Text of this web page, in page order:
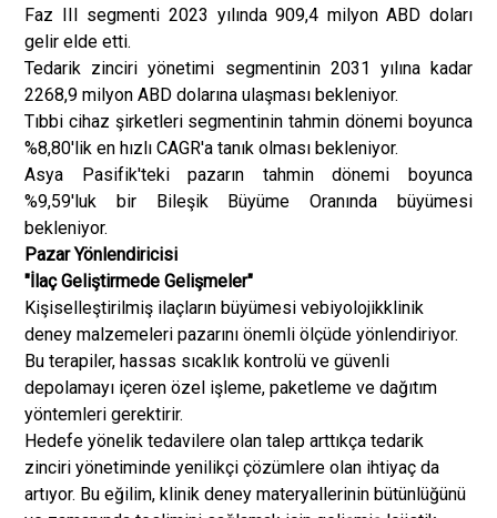
Faz III segmenti 2023 yılında 909,4 milyon ABD doları
gelir elde etti.
Tedarik zinciri yönetimi segmentinin 2031 yılına kadar
2268,9 milyon ABD dolarına ulaşması bekleniyor.
Tıbbi cihaz şirketleri segmentinin tahmin dönemi boyunca
%8,80'lik en hızlı CAGR'a tanık olması bekleniyor.
Asya Pasifik'teki pazarın tahmin dönemi boyunca
%9,59'luk bir Bileşik Büyüme Oranında büyümesi
bekleniyor.
Pazar Yönlendiricisi
"İlaç Geliştirmede Gelişmeler"
Kişiselleştirilmiş ilaçların büyümesi vebiyolojikklinik
deney malzemeleri pazarını önemli ölçüde yönlendiriyor.
Bu terapiler, hassas sıcaklık kontrolü ve güvenli
depolamayı içeren özel işleme, paketleme ve dağıtım
yöntemleri gerektirir.
Hedefe yönelik tedavilere olan talep arttıkça tedarik
zinciri yönetiminde yenilikçi çözümlere olan ihtiyaç da
artıyor. Bu eğilim, klinik deney materyallerinin bütünlüğünü